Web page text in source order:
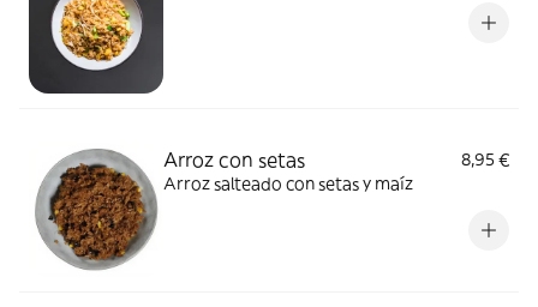
Arroz con setas
8,95 €
Arroz salteado con setas y maíz